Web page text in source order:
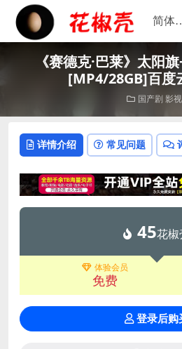
《赛德克·巴莱》太阳
[MP4/28GB]百度
国产剧 影视
详情介绍 常见问题
45花椒
体验会员
免费
登录后购